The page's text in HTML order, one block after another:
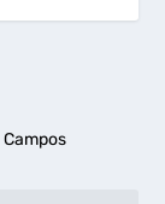
Campos